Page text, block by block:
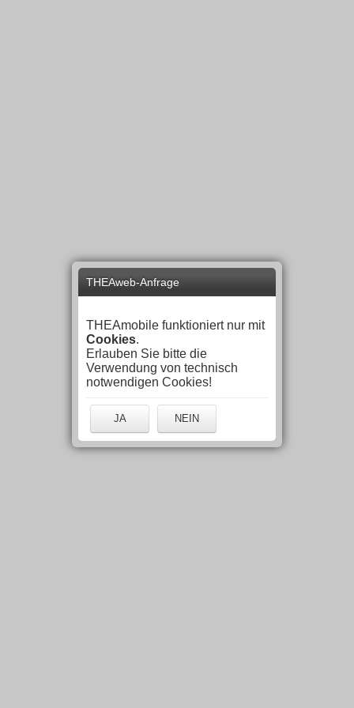
THEAweb-Anfrage
THEAmobile funktioniert nur mit
Cookies.
Erlauben Sie bitte die
Verwendung von technisch
notwendigen Cookies!
JA NEIN